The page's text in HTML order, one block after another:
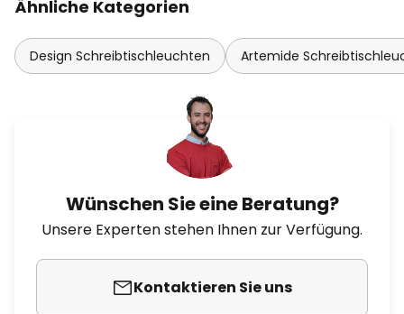
Ähnliche Kategorien
Design Schreibtischleuchten Artemide
Wünschen Sie eine Beratung?
Unsere Experten stehen Ihnen zur Verfügung.
Kontaktieren Sie uns